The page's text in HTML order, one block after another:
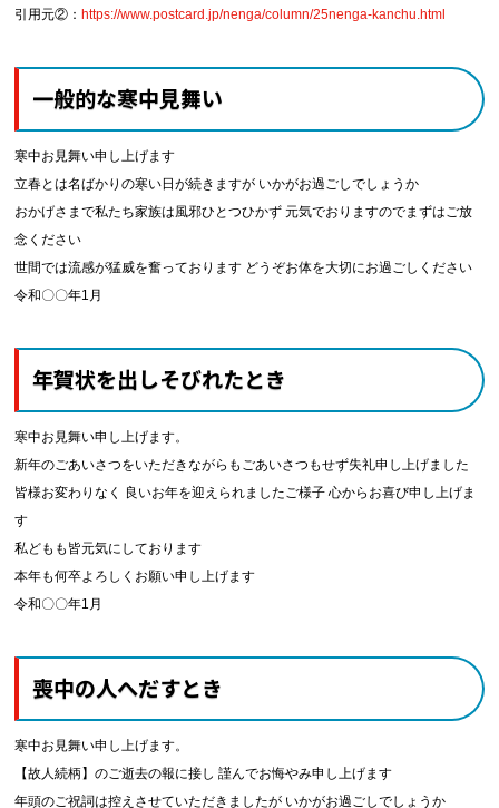
引用元②： https://www.postcard.jp/nenga/column/25nenga-kanchu.html
一般的な寒中見舞い
寒中お見舞い申し上げます
立春とは名ばかりの寒い日が続きますが いかがお過ごしでしょうか
おかげさまで私たち家族は風邪ひとつひかず 元気でおりますのでまずはご放
念ください
世間では流感が猛威を奮っております どうぞお体を大切にお過ごしください
令和〇〇年1月
年賀状を出しそびれたとき
寒中お見舞い申し上げます。
新年のごあいさつをいただきながらもごあいさつもせず失礼申し上げました
皆様お変わりなく 良いお年を迎えられましたご様子 心からお喜び申し上げま
す
私どもも皆元気にしております
本年も何卒よろしくお願い申し上げます
令和〇〇年1月
喪中の人へだすとき
寒中お見舞い申し上げます。
【故人続柄】のご逝去の報に接し 謹んでお悔やみ申し上げます
年頭のご祝詞は控えさせていただきましたが いかがお過ごしでしょうか